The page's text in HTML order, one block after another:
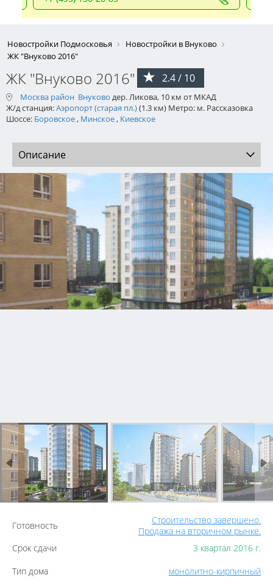
Новостройки Подмосковья
Новостройки в Внуково
ЖК "Внуково 2016"
ЖК "Внуково 2016" 2.4 / 10
Москва район Внуково дер. Ликова, 10 км от МКАД
Ж/д станция:Аэропорт (старая пл.)(1.3 км) Метро: м. Рассказовка
Шоссе: Боровское, Минское, Киевское
Описание
Готовность
Строительство завершено.
Продажа на вторичном рынке.
Срок сдачи
3 квартал 2016 г.
Тип дома
монолитно-кирпичный